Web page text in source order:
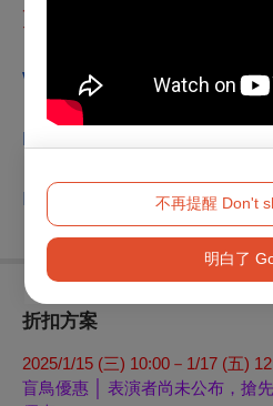
不再提醒 Don't
明白了
更多演出資訊歡迎追蹤 聚思
Website
Facebook
Instagram
折扣方案
2025/1/15 (三) 10:00 －1/17 (五)
盲鳥優惠 │ 表演者尚未公布，搶